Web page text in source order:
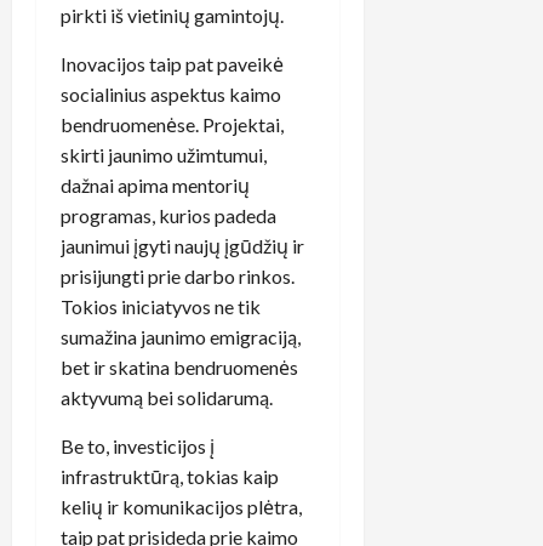
pirkti iš vietinių gamintojų.
Inovacijos taip pat paveikė
socialinius aspektus kaimo
bendruomenėse. Projektai,
skirti jaunimo užimtumui,
dažnai apima mentorių
programas, kurios padeda
jaunimui įgyti naujų įgūdžių ir
prisijungti prie darbo rinkos.
Tokios iniciatyvos ne tik
sumažina jaunimo emigraciją,
bet ir skatina bendruomenės
aktyvumą bei solidarumą.
Be to, investicijos į
infrastruktūrą, tokias kaip
kelių ir komunikacijos plėtra,
taip pat prisideda prie kaimo